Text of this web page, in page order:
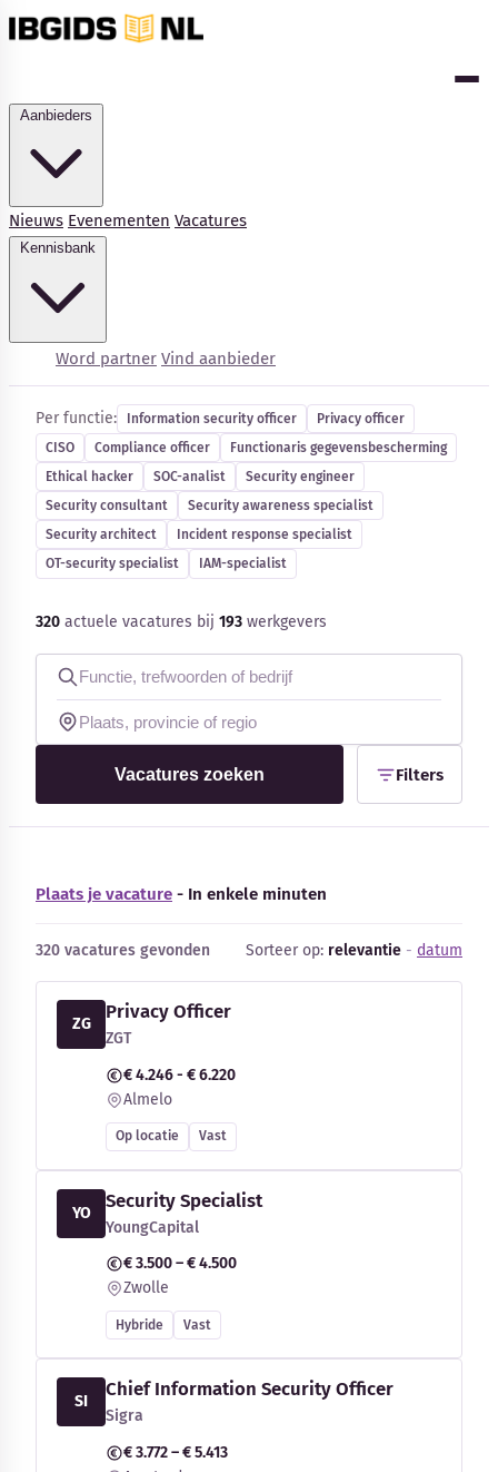
Nieuws Evenementen Vacatures
Word partner Vind aanbieder
Kennisbank
Blog
Bedrijfsupdates
Externe bronnen
Woordenboek
Auteurs
Cybersecurity-vacatures
Per functie: Information security officer
Privacy officer
CISO
Compliance officer
Functionaris gegevensbescherming
Ethical hacker
SOC-analist
Security engineer
Security consultant
Security awareness specialist
Security architect
Incident response specialist
OT-security specialist
IAM-specialist
320 actuele vacatures bij 193 werkgevers
Vacatures zoeken Filters
Plaats je vacature - In enkele minuten
320 vacatures gevonden Sorteer op: relevantie - datum
ZG
Privacy Officer
ZGT
€ 4.246 - € 6.220
Almelo
Op locatie Vast
YO
Security Specialist
YoungCapital
€ 3.500 – € 4.500
Zwolle
Hybride Vast
SI
Chief Information Security Officer
Sigra
€ 3.772 – € 5.413